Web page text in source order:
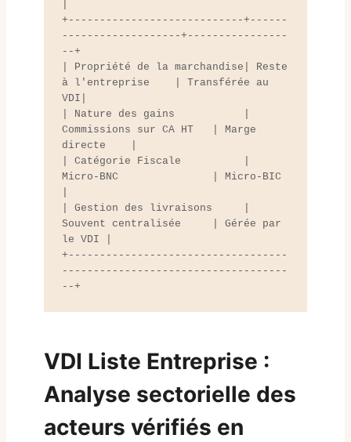
+----------------------------+------
-------------------+----------------
--+
| Propriété de la marchandise| Reste
à l'entreprise    | Transférée au
VDI|
| Nature des gains           |
Commissions sur CA HT   | Marge
directe    |
| Catégorie Fiscale          |
Micro-BNC               | Micro-BIC
| Gestion des livraisons     |
Souvent centralisée     | Gérée par
le VDI |
+-----------------------------------
------------------------------------
VDI Liste Entreprise :
Analyse sectorielle des
acteurs vérifiés en